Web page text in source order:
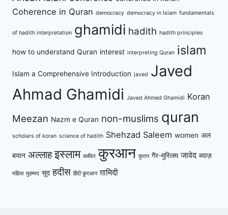
Coherence in Quran democracy democracy in Islam fundamentals
of hadith interpretation ghamidi hadith hadith principles
how to understand Quran interest interpreting Quran islam
Islam a Comprehensive Introduction javed Javed
Ahmad Ghamidi Javed Ahmed Ghamidi Koran
Meezan Nazm e Quran non-muslims quran
scholars of koran science of hadith Shehzad Saleem women अल
बयान अल्लाह इस्लाम काफिर कुरआन कुरान गैर-मुस्लिम जावेद ब्याज़
महिला मुहम्मद सूद हदीस हिंदी क़ुरआन ग़ामिदी